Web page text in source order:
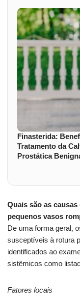
Finasterida:
Tratamento da
Prostática
Quais são as
pequenos vasos
De uma forma geral,
susceptíveis à rotura
identificados ao
sistêmicos como
Fatores locais